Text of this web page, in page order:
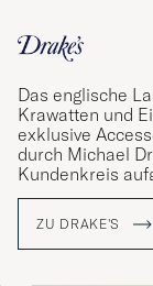
Das englische
Krawatten und
exklusive
durch Michael
Kundenkreis
Materialien und
Hemden und
hergestellt. Die
ZU DRAKE'S